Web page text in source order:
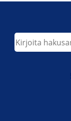
Etsi